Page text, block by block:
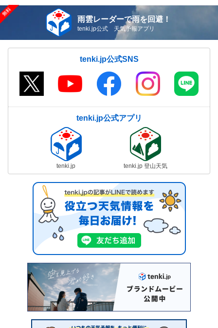
雨雲レーダーで雨を回避！
tenki.jp公式 天気予報アプリ
tenki.jp公式SNS
tenki.jp公式アプリ
tenki.jp tenki.jp 登山天気